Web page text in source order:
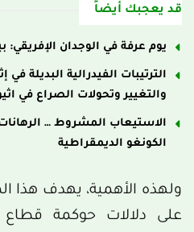
قد يعجبك أيضاً
يوم عرفة في الوجدان الإفريقي:
الترتيبات الفيدرالية البديلة
والتغيير وتحولات الصراع في
الاستيعاب المشروط …
الكونغو الديمقراطية
ولهذه الأهمية، يهدف هذا
على دلالات حوكمة